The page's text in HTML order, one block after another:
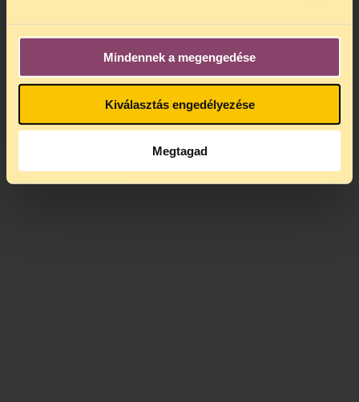
Mindennek a megengedése
Kiválasztás engedélyezése
Megtagad